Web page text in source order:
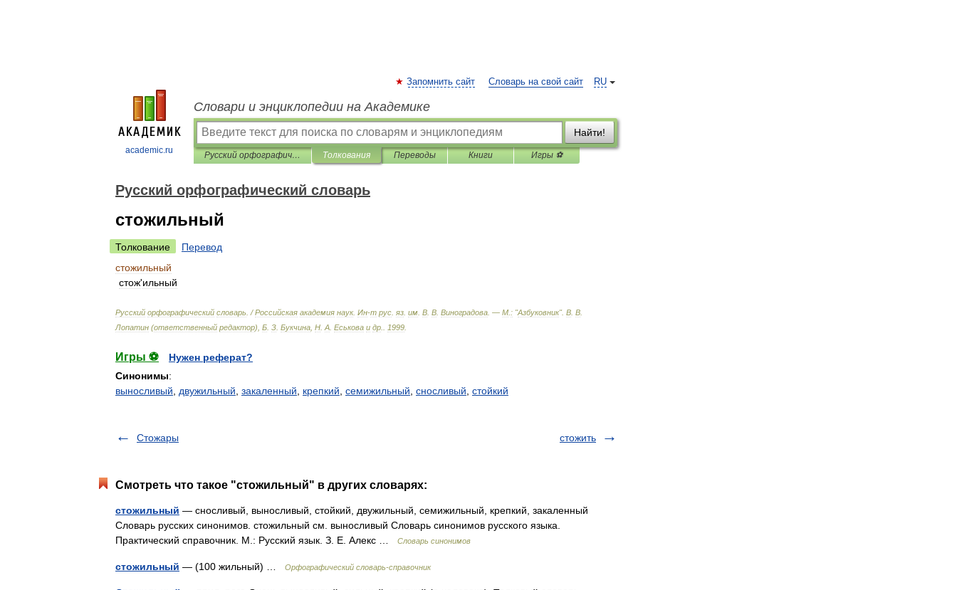
academic.ru
RU
Запомнить сайт Словарь на свой сайт
Словари и энциклопедии на Академике
Найти!
Русский орфографический словарь Толкования Переводы Книги Игры ⚽
Русский орфографический словарь
стожильный
Толкование
Перевод
стожильный
стож'ильный
Русский орфографический словарь . /Российская академия наук. Ин-т рус яз им В В Виноградова . — М : "Азбуковник". В В
Лопатин (ответственный редактор), Б З Букчина Н А Еськова и др 1999
Игры ⚽
Нужен реферат?
Синонимы:
выносливый
двужильный закаленный крепкий семижильный сносливый стойкий
Стожары стожить
Смотреть что такое "стожильный" в других словарях:
стожильный — сносливый, выносливый, стойкий, двужильный, семижильный, крепкий, закаленный
Словарь русских синонимов. стожильный см. выносливый Словарь синонимов русского языка.
Практический справочник. М.: Русский язык. З. Е. Алекс …
Словарь синонимов
стожильный — (100 жильный) … Орфографический словарь-справочник